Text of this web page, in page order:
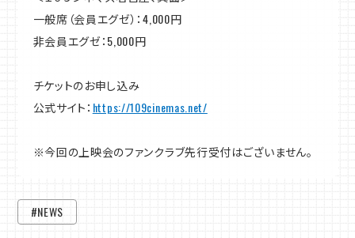
一般席（会員エグゼ）：4,000円
非会員エグゼ：5,000円
チケットのお申し込み
公式サイト： https://109cinemas.net/
※今回の上映会のファンクラブ先行受付はございません。
#NEWS